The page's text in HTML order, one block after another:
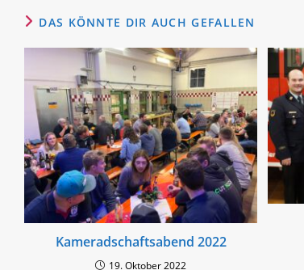
DAS KÖNNTE DIR AUCH GEFALLEN
Kameradschaftsabend 2022
19. Oktober 2022